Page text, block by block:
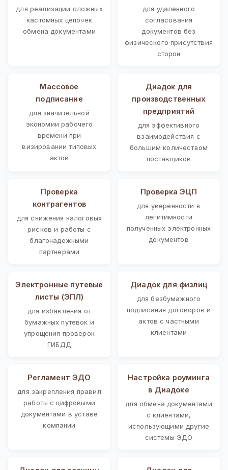
для реализации сложных
кастомных цепочек
обмена документами
для удаленного
согласования
документов без
физического присутствия
сторон
Массовое
подписание
для значительной
экономии рабочего
времени при
визировании типовых
актов
Диадок для
производственных
предприятий
для эффективного
взаимодействия с
большим количеством
поставщиков
Проверка
контрагентов
для снижения налоговых
рисков и работы с
благонадежными
партнерами
Проверка ЭЦП
для уверенности в
легитимности
полученных электронных
документов
Электронные путевые
листы (ЭПЛ)
для избавления от
бумажных путевок и
упрощения проверок
ГИБДД
Диадок для физлиц
для безбумажного
подписания договоров и
актов с частными
клиентами
Регламент ЭДО
для закрепления правил
работы с цифровыми
документами в уставе
компании
Настройка роуминга
в Диадоке
для обмена документами
с клиентами,
использующими другие
системы ЭДО